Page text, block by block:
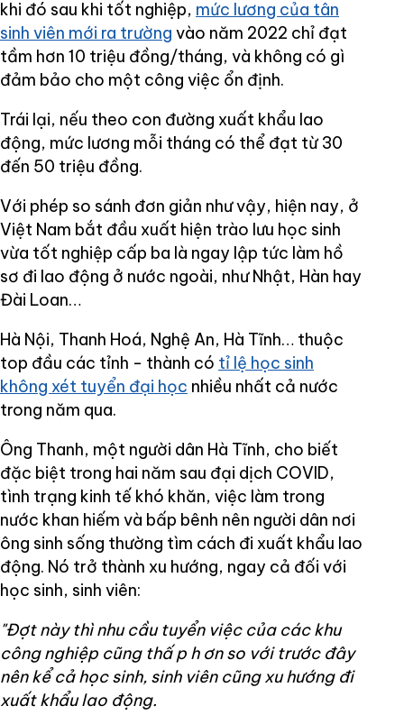
khi đó sau khi tốt nghiệp, mức lương của tân
sinh viên mới ra trường vào năm 2022 chỉ đạt
tầm hơn 10 triệu đồng/tháng, và không có gì
đảm bảo cho một công việc ổn định.
Trái lại, nếu theo con đường xuất khẩu lao
động, mức lương mỗi tháng có thể đạt từ 30
đến 50 triệu đồng.
Với phép so sánh đơn giản như vậy, hiện nay, ở
Việt Nam bắt đầu xuất hiện trào lưu học sinh
vừa tốt nghiệp cấp ba là ngay lập tức làm hồ
sơ đi lao động ở nước ngoài, như Nhật, Hàn hay
Đài Loan…
Hà Nội, Thanh Hoá, Nghệ An, Hà Tĩnh… thuộc
top đầu các tỉnh - thành có tỉ lệ học sinh
không xét tuyển đại học nhiều nhất cả nước
trong năm qua.
Ông Thanh, một người dân Hà Tĩnh, cho biết
đặc biệt trong hai năm sau đại dịch COVID,
tình trạng kinh tế khó khăn, việc làm trong
nước khan hiếm và bấp bênh nên người dân nơi
ông sinh sống thường tìm cách đi xuất khẩu lao
động. Nó trở thành xu hướng, ngay cả đối với
học sinh, sinh viên:
"Đợt này thì nhu cầu tuyển việc của các khu
công nghiệp cũng thấ p h ơn so với trước đây
nên kể cả học sinh, sinh viên cũng xu hướng đi
xuất khẩu lao động.